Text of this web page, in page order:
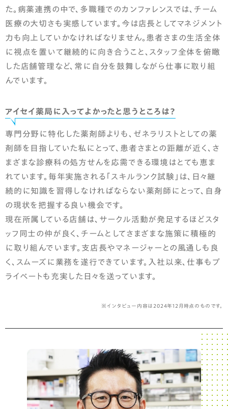
た。病薬連携の中で、多職種でのカンファレンスでは、チーム
医療の大切さも実感しています。今は店長としてマネジメント
力も向上していかなければなりません。患者さまの生活全体
に視点を置いて継続的に向き合うこと、スタッフ全体を俯瞰
した店舗管理など、常に自分を鼓舞しながら仕事に取り組
んでいます。
アイセイ薬局に入ってよかったと思うところは？
専門分野に特化した薬剤師よりも、ゼネラリストとしての薬
剤師を目指していた私にとって、患者さまとの距離が近く、さ
まざまな診療科の処方せんを応需できる環境はとても恵ま
れています。毎年実施される「スキルランク試験」は、日々継
続的に知識を習得しなければならない薬剤師にとって、自身
の現状を把握する良い機会です。
現在所属している店舗は、サークル活動が発足するほどスタ
ッフ同士の仲が良く、チームとしてさまざまな施策に積極的
に取り組んでいます。支店長やマネージャーとの風通しも良
く、スムーズに業務を遂行できています。入社以来、仕事もプ
ライベートも充実した日々を送っています。
※インタビュー内容は2024年12月時点のものです。